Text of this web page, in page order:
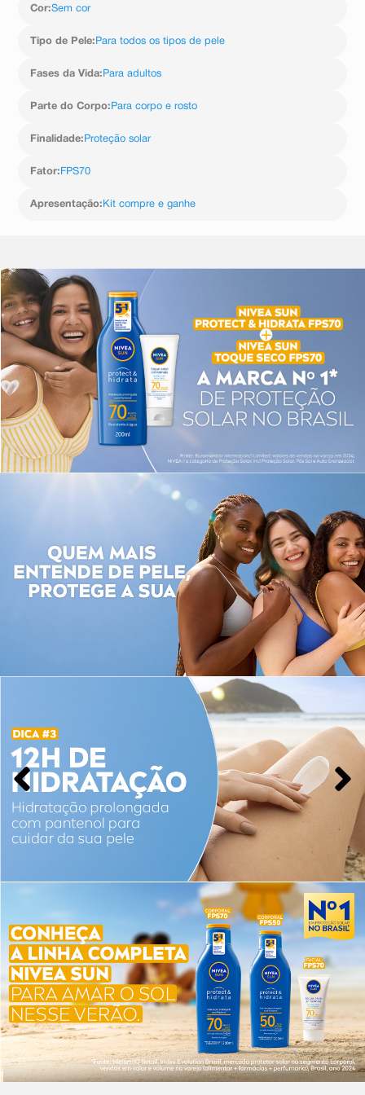
Cor:Sem cor
Tipo de Pele: Para todos os tipos de pele
Fases da Vida: Para adultos
Parte do Corpo: Para corpo e rosto
Finalidade: Proteção solar
Fator: FPS70
Apresentação: Kit compre e ganhe